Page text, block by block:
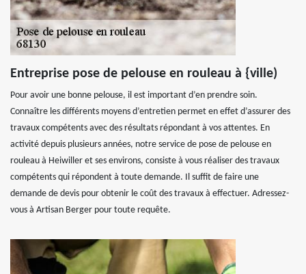
Entreprise pose de pelouse en rouleau à {ville)
Pour avoir une bonne pelouse, il est important d’en prendre soin.
Connaître les différents moyens d’entretien permet en effet d’assurer des
travaux compétents avec des résultats répondant à vos attentes. En
activité depuis plusieurs années, notre service de pose de pelouse en
rouleau à Heiwiller et ses environs, consiste à vous réaliser des travaux
compétents qui répondent à toute demande. Il suffit de faire une
demande de devis pour obtenir le coût des travaux à effectuer. Adressez-
vous à Artisan Berger pour toute requête.